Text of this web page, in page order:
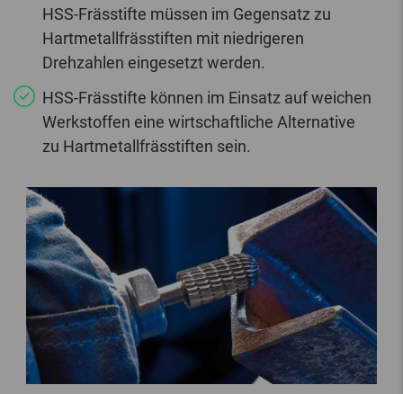
HSS-Frässtifte müssen im Gegensatz zu
Hartmetallfrässtiften mit niedrigeren
Drehzahlen eingesetzt werden.
HSS-Frässtifte können im Einsatz auf weichen
Werkstoffen eine wirtschaftliche Alternative
zu Hartmetallfrässtiften sein.